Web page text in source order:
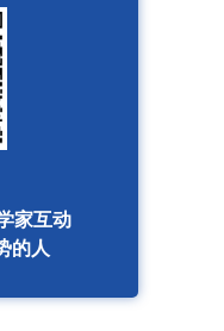
家互动
的人